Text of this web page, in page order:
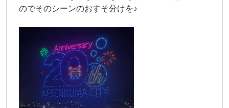
のでそのシーンのおすそ分けを♪